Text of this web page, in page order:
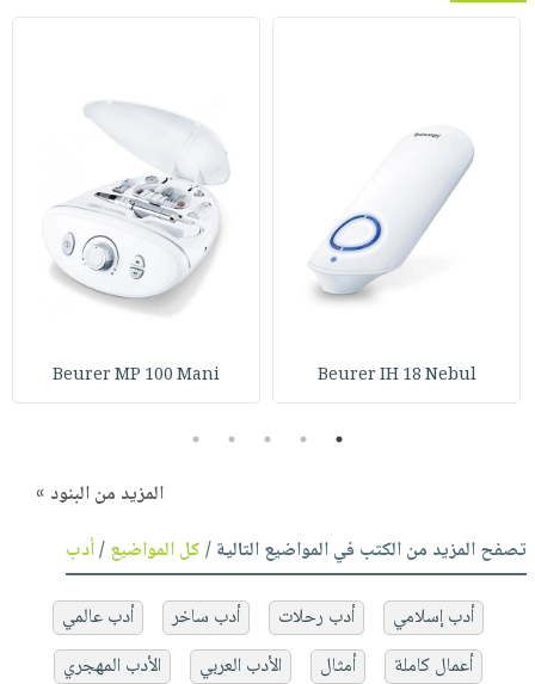
Beurer IH 18 Nebul
Beurer MP 100 Mani
1
2
3
4
5
المزيد من البنود »
تصفح المزيد من الكتب في المواضيع التالية /كل المواضيع/أدب
أدب إسلامي أدب رحلات أدب ساخر
أدب عالمي
أعمال كاملة
أمثال الأدب العربي
الأدب المهجري